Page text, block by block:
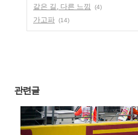
같은 길, 다른 느낌 (4)
가고파 (14)
관련글